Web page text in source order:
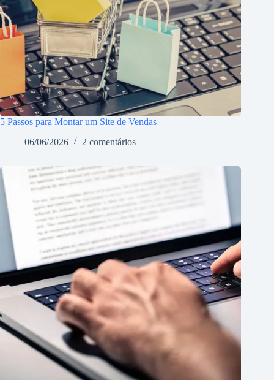
5 Passos para Montar um Site de Vendas
06/06/2026
2 comentários